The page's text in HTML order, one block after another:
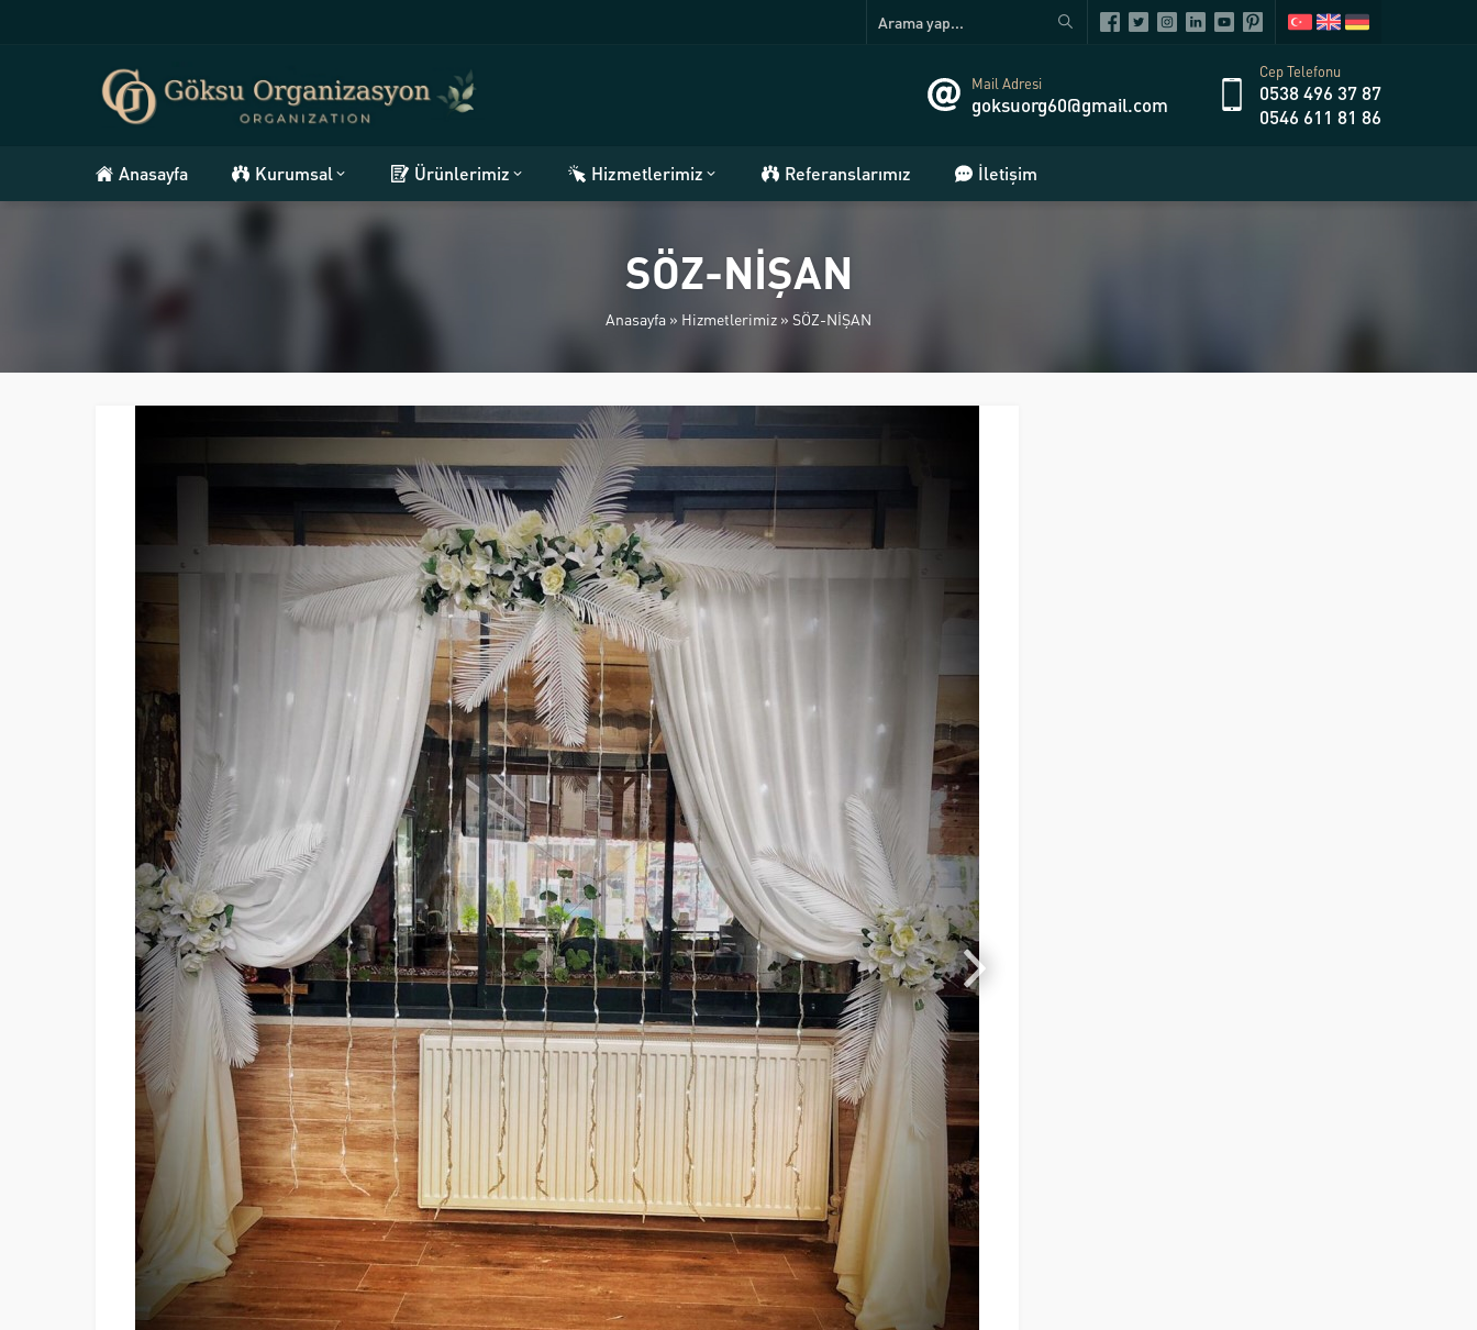
Mail Adresi
goksuorg60@gmail.com
Cep Telefonu
0538 496 37 87
0546 611 81 86
Anasayfa Kurumsal Ürünlerimiz Hizmetlerimiz Referanslarımız İletişim
SÖZ-NİŞAN
Anasayfa » Hizmetlerimiz » SÖZ-NİŞAN